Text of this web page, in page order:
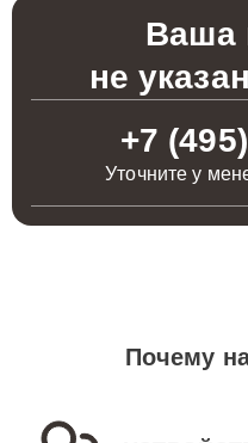
Ваша
не
+7
Уточните у
Почему